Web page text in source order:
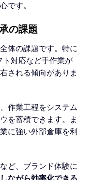
です。
の課題
体の課題です。特に
対応など手作業が
される傾向がありま
作業工程をシステム
を蓄積できます。ま
に強い外部倉庫を利
ど、ブランド体験に
ながら効率化できる